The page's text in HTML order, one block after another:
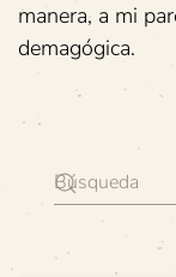
manera, a mi
demagógica.